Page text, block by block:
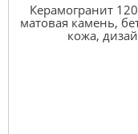
Керамогранит
матовая камень,
кожа,